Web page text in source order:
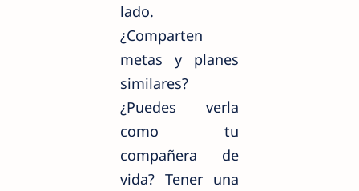
lado.
¿Comparten
metas y planes
similares?
¿Puedes verla
como tu
compañera de
vida? Tener una